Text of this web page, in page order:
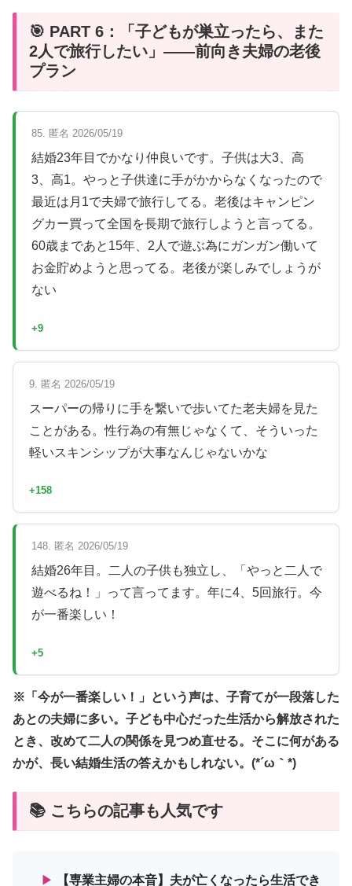
🎯 PART 6：「子どもが巣立ったら、また
2人で旅行したい」——前向き夫婦の老後
プラン
85. 匿名 2026/05/19
結婚23年目でかなり仲良いです。子供は大3、高
3、高1。やっと子供達に手がかからなくなったので
最近は月1で夫婦で旅行してる。老後はキャンピン
グカー買って全国を長期で旅行しようと言ってる。
60歳まであと15年、2人で遊ぶ為にガンガン働いて
お金貯めようと思ってる。老後が楽しみでしょうが
ない
+9
9. 匿名 2026/05/19
スーパーの帰りに手を繋いで歩いてた老夫婦を見た
ことがある。性行為の有無じゃなくて、そういった
軽いスキンシップが大事なんじゃないかな
+158
148. 匿名 2026/05/19
結婚26年目。二人の子供も独立し、「やっと二人で
遊べるね！」って言ってます。年に4、5回旅行。今
が一番楽しい！
+5
※「今が一番楽しい！」という声は、子育てが一段落した
あとの夫婦に多い。子ども中心だった生活から解放された
とき、改めて二人の関係を見つめ直せる。そこに何がある
かが、長い結婚生活の答えかもしれない。(*´ω｀*)
📚 こちらの記事も人気です
▶
【専業主婦の本音】夫が亡くなったら生活でき